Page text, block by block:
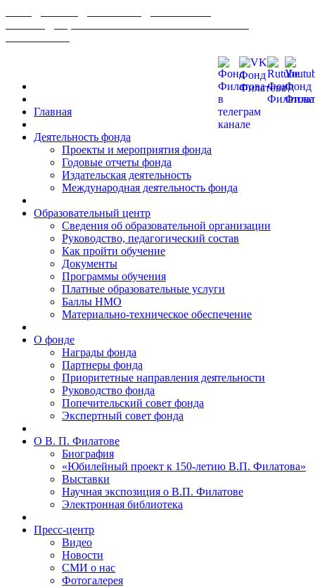
Главная
Деятельность фонда
Проекты и мероприятия фонда
Годовые отчеты фонда
Издательская деятельность
Международная деятельность фонда
Образовательный центр
Сведения об образовательной организации
Руководство, педагогический состав
Как пройти обучение
Документы
Программы обучения
Платные образовательные услуги
Баллы НМО
Материально-техническое обеспечение
О фонде
Награды фонда
Партнеры фонда
Приоритетные направления деятельности
Руководство фонда
Попечительский совет фонда
Экспертный совет фонда
О В. П. Филатове
Биография
«Юбилейный проект к 150-летию В.П. Филатова»
Выставки
Научная экспозиция о В.П. Филатове
Электронная библиотека
Пресс-центр
Видео
Новости
СМИ о нас
Фотогалерея